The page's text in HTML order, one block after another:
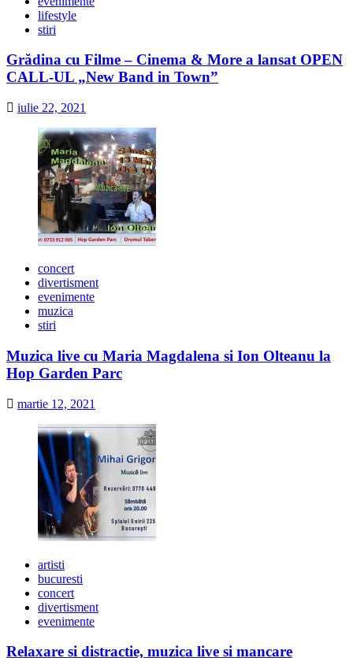
lifestyle
stiri
Grădina cu Filme – Cinema & More a lansat OPEN
CALL-UL „New Band in Town”
iulie 22, 2021
concert
divertisment
evenimente
muzica
stiri
Muzica live cu Maria Magdalena si Ion Olteanu la
Hop Garden Parc
martie 12, 2021
artisti
bucuresti
concert
divertisment
evenimente
Relaxare si distractie, muzica live si mancare